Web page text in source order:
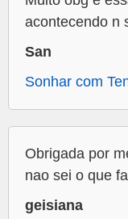
acontecendo n
San
Sonhar com
Obrigada por
nao sei o que
geisiana